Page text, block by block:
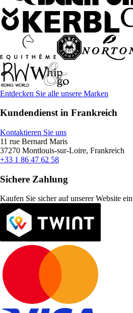
Entdecken Sie alle unsere Marken
Kundendienst in Frankreich
Kontaktieren Sie uns
11 rue Bernard Maris
37270 Montlouis-sur-Loire, Frankreich
+33 1 86 47 62 58
Sichere Zahlung
Kaufen Sie sicher auf unserer Website ein